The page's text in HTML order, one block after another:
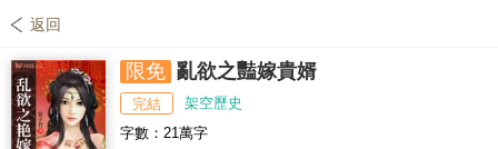
返回
限免 亂欲之豔嫁貴婿
完結
架空歷史
字數：21萬字